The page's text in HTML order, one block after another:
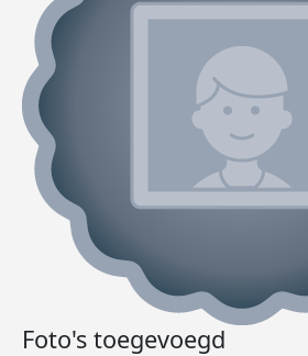
Foto's toegevoegd